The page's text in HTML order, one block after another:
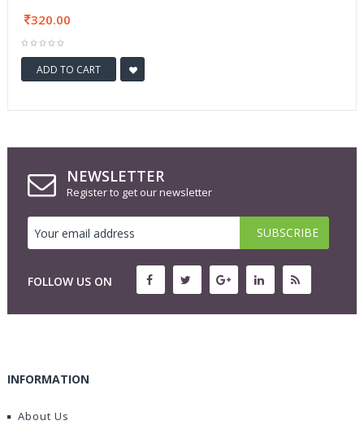
320.00
ADD TO CART
NEWSLETTER
Register to get our newsletter
FOLLOW US ON
INFORMATION
About Us